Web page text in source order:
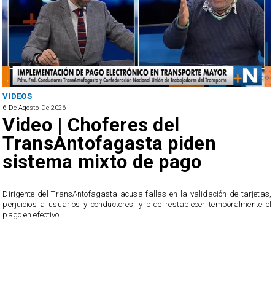
Choferes del
piden
mixto de pago
acusa fallas en la validación de tarjetas,
y conductores, y pide restablecer temporalmente el